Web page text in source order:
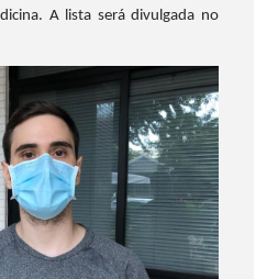
A lista será divulgada no